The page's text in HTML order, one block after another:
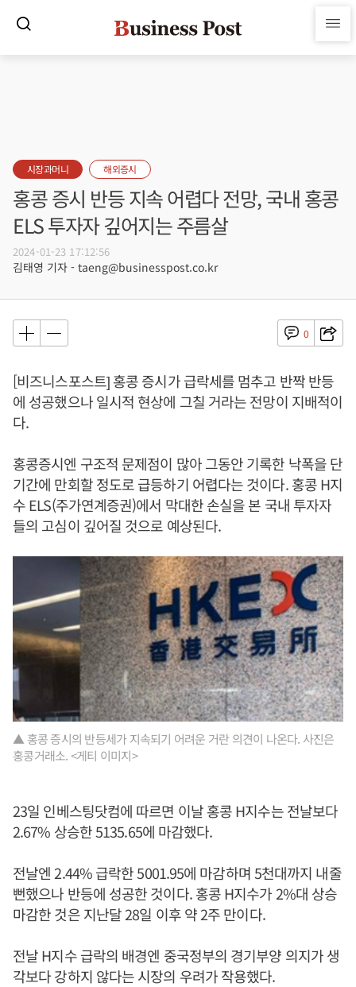
시장과머니 해외증시
홍콩 증시 반등 지속 어렵다 전망, 국내 홍콩
ELS 투자자 깊어지는 주름살
2024-01-23 17:12:56
김태영 기자 - taeng@businesspost.co.kr
0
[비즈니스포스트] 홍콩 증시가 급락세를 멈추고 반짝 반등
에 성공했으나 일시적 현상에 그칠 거라는 전망이 지배적이
다.
홍콩증시엔 구조적 문제점이 많아 그동안 기록한 낙폭을 단
기간에 만회할 정도로 급등하기 어렵다는 것이다. 홍콩 H지
수 ELS(주가연계증권)에서 막대한 손실을 본 국내 투자자
들의 고심이 깊어질 것으로 예상된다.
▲ 홍콩 증시의 반등세가 지속되기 어려운 거란 의견이 나온다. 사진은
홍콩거래소. <게티 이미지>
23일 인베스팅닷컴에 따르면 이날 홍콩 H지수는 전날보다
2.67% 상승한 5135.65에 마감했다.
전날엔 2.44% 급락한 5001.95에 마감하며 5천대까지 내줄
뻔했으나 반등에 성공한 것이다. 홍콩 H지수가 2%대 상승
마감한 것은 지난달 28일 이후 약 2주 만이다.
전날 H지수 급락의 배경엔 중국정부의 경기부양 의지가 생
각보다 강하지 않다는 시장의 우려가 작용했다.